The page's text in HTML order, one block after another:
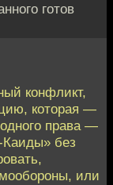
готов
конфликт,
которая —
права —
Каиды» без
или